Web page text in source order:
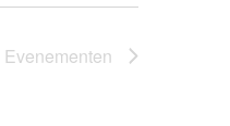
Evenementen